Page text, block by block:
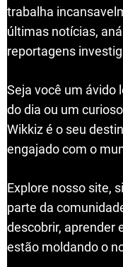
trabalha
últimas notícias,
reportagens
Seja você um ávido
do dia ou um
Wikkiz é o seu
engajado com o
Explore nosso site,
parte da
descobrir, aprender
estão moldando o